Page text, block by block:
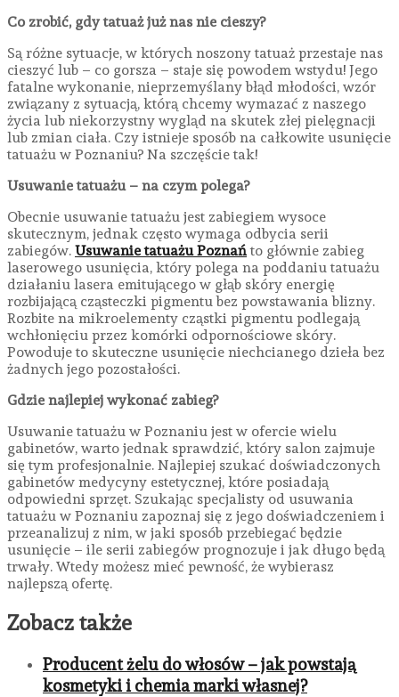
Co zrobić, gdy tatuaż już nas nie cieszy?
Są różne sytuacje, w których noszony tatuaż przestaje nas
cieszyć lub – co gorsza – staje się powodem wstydu! Jego
fatalne wykonanie, nieprzemyślany błąd młodości, wzór
związany z sytuacją, którą chcemy wymazać z naszego
życia lub niekorzystny wygląd na skutek złej pielęgnacji
lub zmian ciała. Czy istnieje sposób na całkowite usunięcie
tatuażu w Poznaniu? Na szczęście tak!
Usuwanie tatuażu – na czym polega?
Obecnie usuwanie tatuażu jest zabiegiem wysoce
skutecznym, jednak często wymaga odbycia serii
zabiegów. Usuwanie tatuażu Poznańto głównie zabieg
laserowego usunięcia, który polega na poddaniu tatuażu
działaniu lasera emitującego w głąb skóry energię
rozbijającą cząsteczki pigmentu bez powstawania blizny.
Rozbite na mikroelementy cząstki pigmentu podlegają
wchłonięciu przez komórki odpornościowe skóry.
Powoduje to skuteczne usunięcie niechcianego dzieła bez
żadnych jego pozostałości.
Gdzie najlepiej wykonać zabieg?
Usuwanie tatuażu w Poznaniu jest w ofercie wielu
gabinetów, warto jednak sprawdzić, który salon zajmuje
się tym profesjonalnie. Najlepiej szukać doświadczonych
gabinetów medycyny estetycznej, które posiadają
odpowiedni sprzęt. Szukając specjalisty od usuwania
tatuażu w Poznaniu zapoznaj się z jego doświadczeniem i
przeanalizuj z nim, w jaki sposób przebiegać będzie
usunięcie – ile serii zabiegów prognozuje i jak długo będą
trwały. Wtedy możesz mieć pewność, że wybierasz
najlepszą ofertę.
Zobacz także
Producent żelu do włosów – jak powstają
kosmetyki i chemia marki własnej?